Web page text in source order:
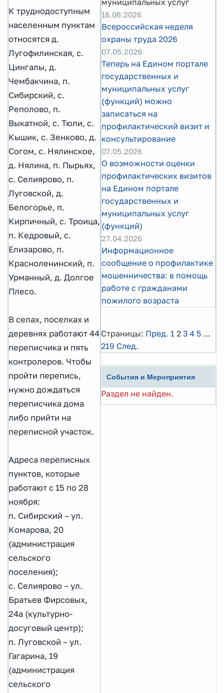
К труднодоступным
населенным пунктам
относятся д.
Лугофилинская, с.
Цингалы, д.
Чембакчина, п.
Сибирский, с.
Реполово, п.
Выкатной, с. Тюли, с.
Кышик, с. Зенково, д.
Согом, с. Нялинское,
д. Нялина, п. Пырьях,
с. Селиярово, п.
Луговской, д.
Белогорье, п.
Кирпичный, с. Троица,
п. Кедровый, с.
Елизарово, п.
Красноленинский, п.
Урманный, д. Долгое
Плесо.
В селах, поселках и
деревнях работают 44
переписчика и пять
контролеров. Чтобы
пройти перепись,
нужно дождаться
переписчика дома
либо прийти на
переписной участок.
Адреса переписных
пунктов, которые
работают с 15 по 28
ноября:
п. Сибирский – ул.
Комарова, 20
(администрация
сельского
поселения);
с. Селиярово – ул.
Братьев Фирсовых,
24а (культурно-
досуговый центр);
п. Луговской – ул.
Гагарина, 19
(администрация
сельского
муниципальных услуг
16.06.2026
Всероссийская неделя
охраны труда 2026
07.05.2026
Теперь на Едином портале
государственных и
муниципальных услуг
(функций) можно
записаться на
профилактический визит и
консультирование
07.05.2026
О возможности оценки
профилактических визитов
на Едином портале
государственных и
муниципальных услуг
(функций)
27.04.2026
Информационное
сообщение о профилактике
мошенничества: в помощь
работе с гражданами
пожилого возраста
Страницы: Пред. 1 2 3 4 5 ...
219 След.
События и Мероприятия
Раздел не найден.